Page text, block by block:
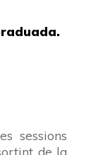
sessions
de la